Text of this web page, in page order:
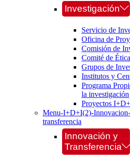
Investigación
Servicio de
Oficina de
Comisión de
Comité de
Grupos de
Institutos y
Programa
la investigación
Proyectos
Menu-I+D+I(2)-Innovacion-
transferencia
Innovación y
Transferencia